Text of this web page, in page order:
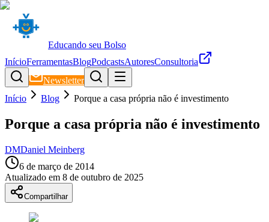
Educando seu Bolso
InícioFerramentasBlogPodcastsAutoresConsultoria
Newsletter
Início
Blog Porque a casa própria não é investimento
Porque a casa própria não é investimento
DMDaniel Meinberg
6 de março de 2014
Atualizado em 8 de outubro de 2025
Compartilhar